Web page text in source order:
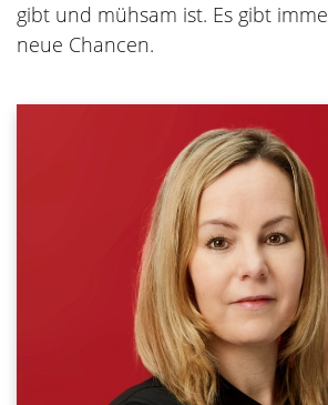
gibt und mühsam ist. Es gibt
neue Chancen.